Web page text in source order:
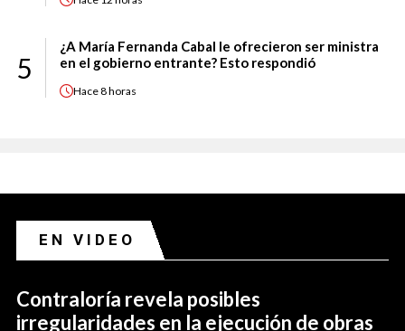
5
¿A María Fernanda Cabal le ofrecieron ser ministra
en el gobierno entrante? Esto respondió
Hace8 horas
EN VIDEO
Contraloría revela posibles
irregularidades en la ejecución de obras